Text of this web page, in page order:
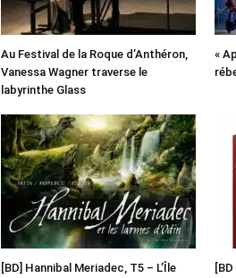
Au Festival de la Roque d’Anthéron,
Vanessa Wagner traverse le
labyrinthe Glass
«
[BD] Hannibal Meriadec, T5 – L’Île